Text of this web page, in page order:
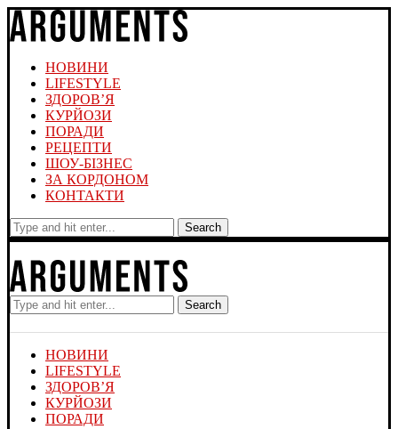
НОВИНИ
LIFESTYLE
ЗДОРОВ’Я
КУРЙОЗИ
ПОРАДИ
РЕЦЕПТИ
ШОУ-БІЗНЕС
ЗА КОРДОНОМ
КОНТАКТИ
Search
Search
НОВИНИ
LIFESTYLE
ЗДОРОВ’Я
КУРЙОЗИ
ПОРАДИ